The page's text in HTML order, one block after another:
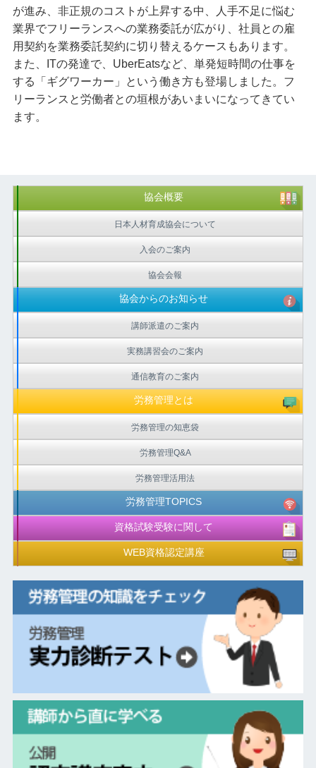
が進み、非正規のコストが上昇する中、人手不足に悩む
業界でフリーランスへの業務委託が広がり、社員との雇
用契約を業務委託契約に切り替えるケースもあります。
また、ITの発達で、UberEatsなど、単発短時間の仕事を
する「ギグワーカー」という働き方も登場しました。フ
リーランスと労働者との垣根があいまいになってきてい
ます。
協会概要
日本人材育成協会について
入会のご案内
協会会報
協会からのお知らせ
講師派遣のご案内
実務講習会のご案内
通信教育のご案内
労務管理とは
労務管理の知恵袋
労務管理Q&A
労務管理活用法
労務管理TOPICS
資格試験受験に関して
WEB資格認定講座